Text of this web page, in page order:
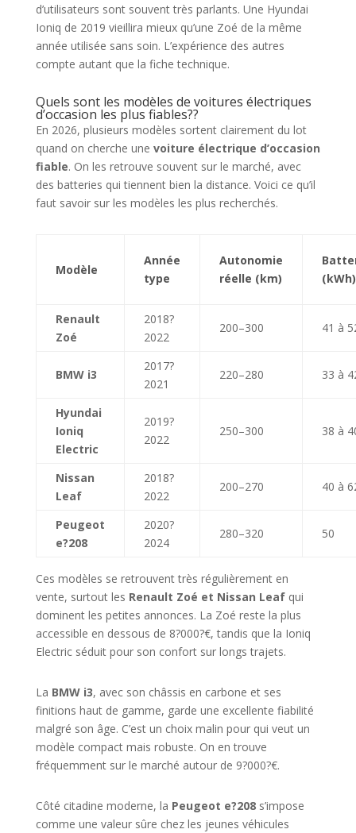
d’utilisateurs sont souvent très parlants. Une Hyundai
Ioniq de 2019 vieillira mieux qu’une Zoé de la même
année utilisée sans soin. L’expérience des autres
compte autant que la fiche technique.
Quels sont les modèles de voitures électriques
d’occasion les plus fiables??
En 2026, plusieurs modèles sortent clairement du lot
quand on cherche une voiture électrique d’occasion
fiable. On les retrouve souvent sur le marché, avec
des batteries qui tiennent bien la distance. Voici ce qu’il
faut savoir sur les modèles les plus recherchés.
Modèle
Année
type
Autonomie
réelle (km)
(kWh)
Renault
Zoé
2018?
2022
200–300 41 à
BMW i3
2017?
2021
220–280 33 à
Hyundai
Ioniq
Electric
2019?
2022
250–300 38 à
Nissan
Leaf
2018?
2022
200–270 40 à
Peugeot
e?208
2020?
2024
280–320 50
Ces modèles se retrouvent très régulièrement en
vente, surtout les Renault Zoé et Nissan Leafqui
dominent les petites annonces. La Zoé reste la plus
accessible en dessous de 8?000?€, tandis que la Ioniq
Electric séduit pour son confort sur longs trajets.
La BMW i3, avec son châssis en carbone et ses
finitions haut de gamme, garde une excellente fiabilité
malgré son âge. C’est un choix malin pour qui veut un
modèle compact mais robuste. On en trouve
fréquemment sur le marché autour de 9?000?€.
Côté citadine moderne, la Peugeot e?208s’impose
comme une valeur sûre chez les jeunes véhicules